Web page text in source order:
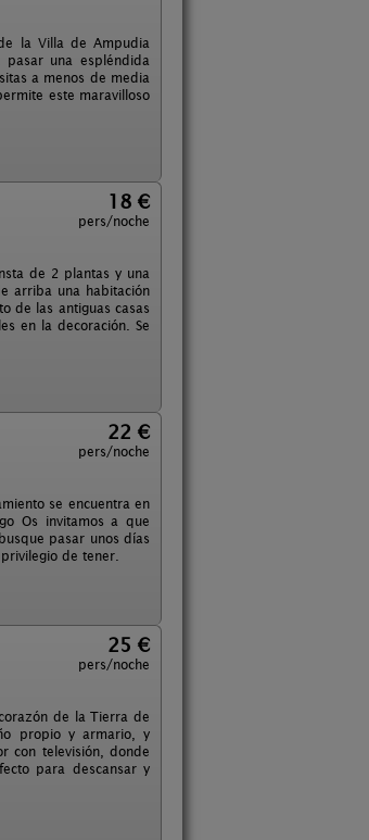
la Villa de Ampudia
una espléndida
a menos de media
este maravilloso
18 €
pers/noche
de 2 plantas y una
arriba una habitación
de las antiguas casas
en la decoración. Se
22 €
pers/noche
se encuentra en
Os invitamos a que
pasar unos días
de tener.
25 €
pers/noche
de la Tierra de
propio y armario, y
con televisión, donde
para descansar y